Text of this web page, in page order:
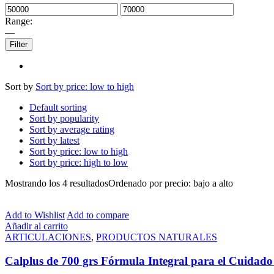
Range:
—
Filter
Sort by Sort by price: low to high
Default sorting
Sort by popularity
Sort by average rating
Sort by latest
Sort by price: low to high
Sort by price: high to low
Mostrando los 4 resultadosOrdenado por precio: bajo a alto
Add to Wishlist Add to compare
Añadir al carrito
ARTICULACIONES, PRODUCTOS NATURALES
Calplus de 700 grs Fórmula Integral para el